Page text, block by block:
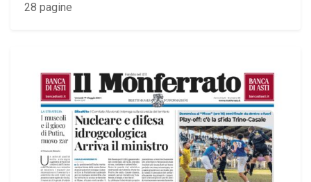
28 pagine